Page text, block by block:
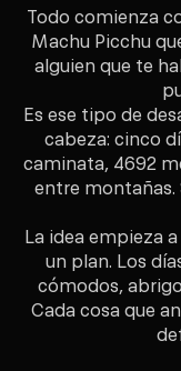
Todo comienza
Machu Picchu
alguien que te
Es ese tipo de
cabeza: cinco
caminata, 4692
entre montañas.
La idea empieza
un plan. Los
cómodos,
Cada cosa que